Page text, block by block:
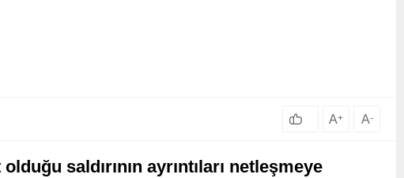
A+ A-
saldırının ayrıntıları netleşmeye